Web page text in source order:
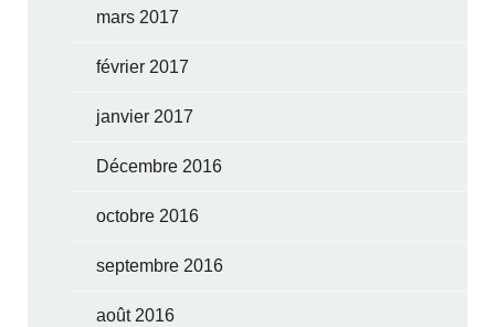
mars 2017
février 2017
janvier 2017
Décembre 2016
octobre 2016
septembre 2016
août 2016